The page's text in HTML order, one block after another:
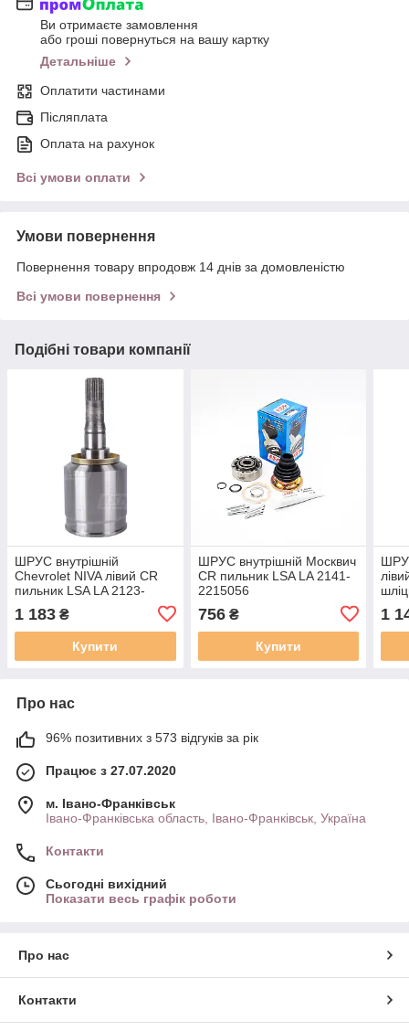
Ви отримаєте замовлення
або гроші повернуться на вашу картку
Детальніше
Оплатити частинами
Післяплата
Оплата на рахунок
Всі умови оплати
Умови повернення
Повернення товару впродовж 14 днів за домовленістю
Всі умови повернення
Подібні товари компанії
ШРУС внутрішній
Chevrolet NIVA лівий CR
пильник LSA LA 2123-
1 183 ₴
Купити
ШРУС внутрішній Москвич
CR пильник LSA LA 2141-
2215056
756₴
Купити
1
Про нас
96% позитивних з 573 відгуків за рік
Працює з 27.07.2020
м. Івано-Франківськ
Івано-Франківська область, Івано-Франківськ, Україна
Контакти
Сьогодні вихідний
Показати весь графік роботи
Про нас
Контакти